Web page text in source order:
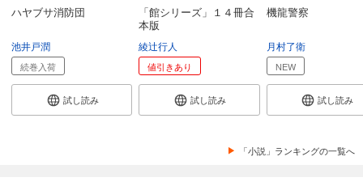
ハヤブサ消防団
池井戸潤
続巻入荷
試し読み
「館シリーズ」１４冊合
本版
綾辻行人
値引きあり
試し読み
機龍警察
月村了衛
NEW
試し読み
「小説」ランキングの一覧へ